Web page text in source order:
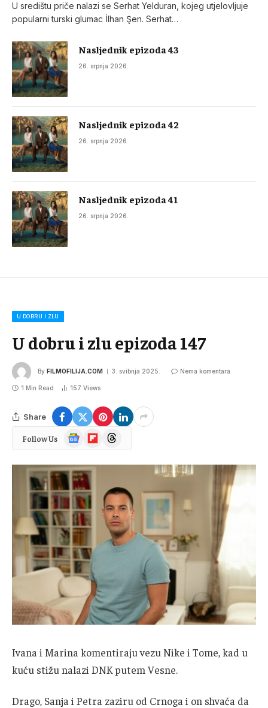
U središtu priče nalazi se Serhat Yelduran, kojeg utjelovljuje
popularni turski glumac İlhan Şen. Serhat…
Nasljednik epizoda 43
26. srpnja 2026.
Nasljednik epizoda 42
26. srpnja 2026.
Nasljednik epizoda 41
26. srpnja 2026.
U DOBRU I ZLU
U dobru i zlu epizoda 147
By FILMOFILIJA.COM 3. svibnja 2025. Nema komentara
1 Min Read 157 Views
Share
Follow Us
Google
News
FlipboardThreads
Ivana i Marina komentiraju vezu Nike i Tome, kad u
kuću stižu nalazi DNK putem Vesne.
Drago, Sanja i Petra zaziru od Crnoga i on shvaća da